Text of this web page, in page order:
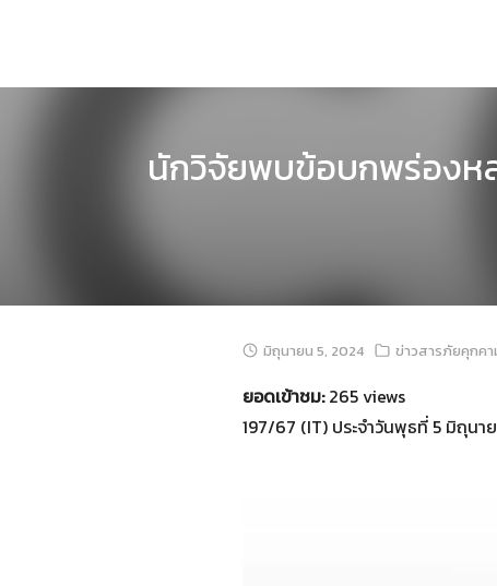
นักวิจัยพบข้อบกพร่องห
มิถุนายน 5, 2024 ข่าวสารภัยคุกคา
ยอดเข้าชม:265 views
197/67 (IT) ประจำวันพุธที่ 5 มิถุนา